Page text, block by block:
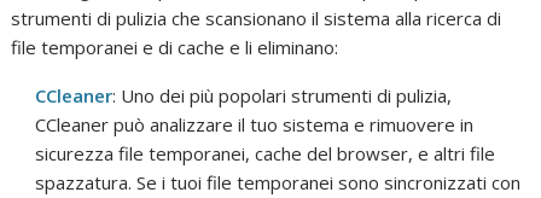
strumenti di pulizia che scansionano il sistema alla ricerca di
file temporanei e di cache e li eliminano:
CCleaner: Uno dei più popolari strumenti di pulizia,
CCleaner può analizzare il tuo sistema e rimuovere in
sicurezza file temporanei, cache del browser, e altri file
spazzatura. Se i tuoi file temporanei sono sincronizzati con